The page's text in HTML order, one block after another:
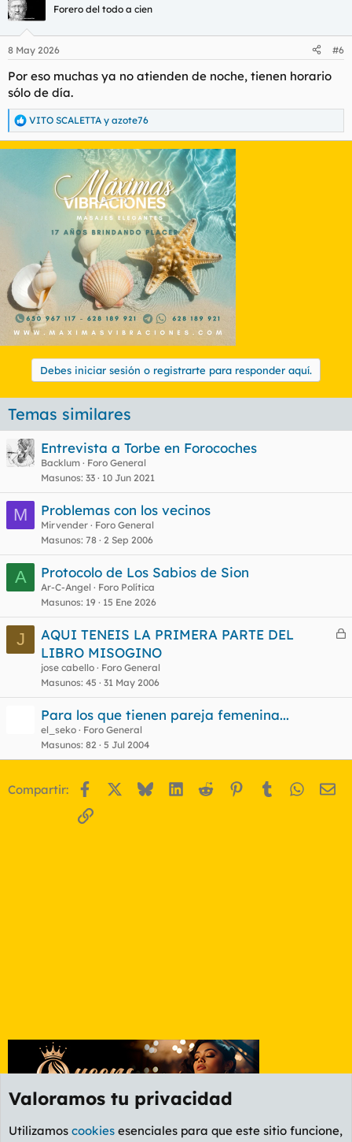
c
i
e
:
Forero del todo a cien
8 May 2026 #6
Por eso muchas ya no atienden de noche, tienen horario
sólo de día.
R
e
a
VITO SCALETTA y azote76
Debes iniciar sesión o registrarte para responder aquí.
Temas similares
Entrevista a Torbe en Forocoches
Backlum
Foro General
Masunos 33 10 Jun 2021
M Problemas con los vecinos
Mirvender
Foro General
Masunos 78 2 Sep 2006
A Protocolo de Los Sabios de Sion
Ar-C-Angel
Foro Política
Masunos 19 15 Ene 2026
J
C
a
AQUI TENEIS LA PRIMERA PARTE DEL
LIBRO MISOGINO
jose cabello
Foro General
Masunos 45 31 May 2006
Para los que tienen pareja femenina...
el_seko
Foro General
Masunos 82 5 Jul 2004
Compartir: Facebook BlueskyLinkedIn
Reddit Pinterest
Tumblr
Enlace
Valoramos tu privacidad
Utilizamos cookies esenciales para que este sitio funcione,